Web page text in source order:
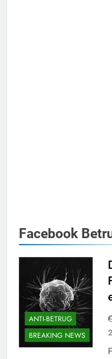
Facebook
ANTI-BETRUG
BREAKING NEWS